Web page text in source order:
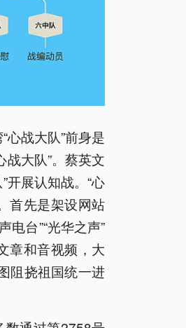
战大队”前身是
战大队”。蔡英文
开展认知战。“心
首先是架设网站
电台”“光华之声”
章和音视频，大
阻挠祖国统一进